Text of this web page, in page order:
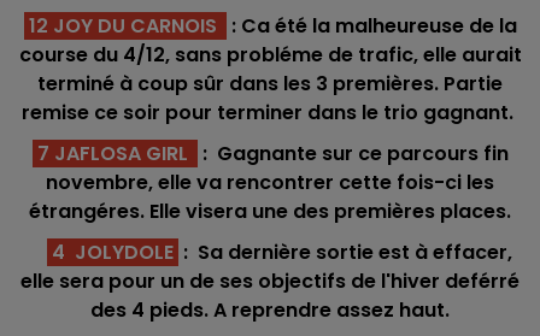
12 JOY DU CARNOIS
: Ca été la malheureuse de la
course du 4/12, sans probléme de trafic, elle aurait
terminé à coup sûr dans les 3 premières. Partie
remise ce soir pour terminer dans le trio gagnant.
7 JAFLOSA GIRL
: Gagnante sur ce parcours fin
novembre, elle va rencontrer cette fois-ci les
étrangéres. Elle visera une des premières places.
4 JOLYDOLE : Sa dernière sortie est à effacer,
elle sera pour un de ses objectifs de l'hiver deférré
des 4 pieds. A reprendre assez haut.